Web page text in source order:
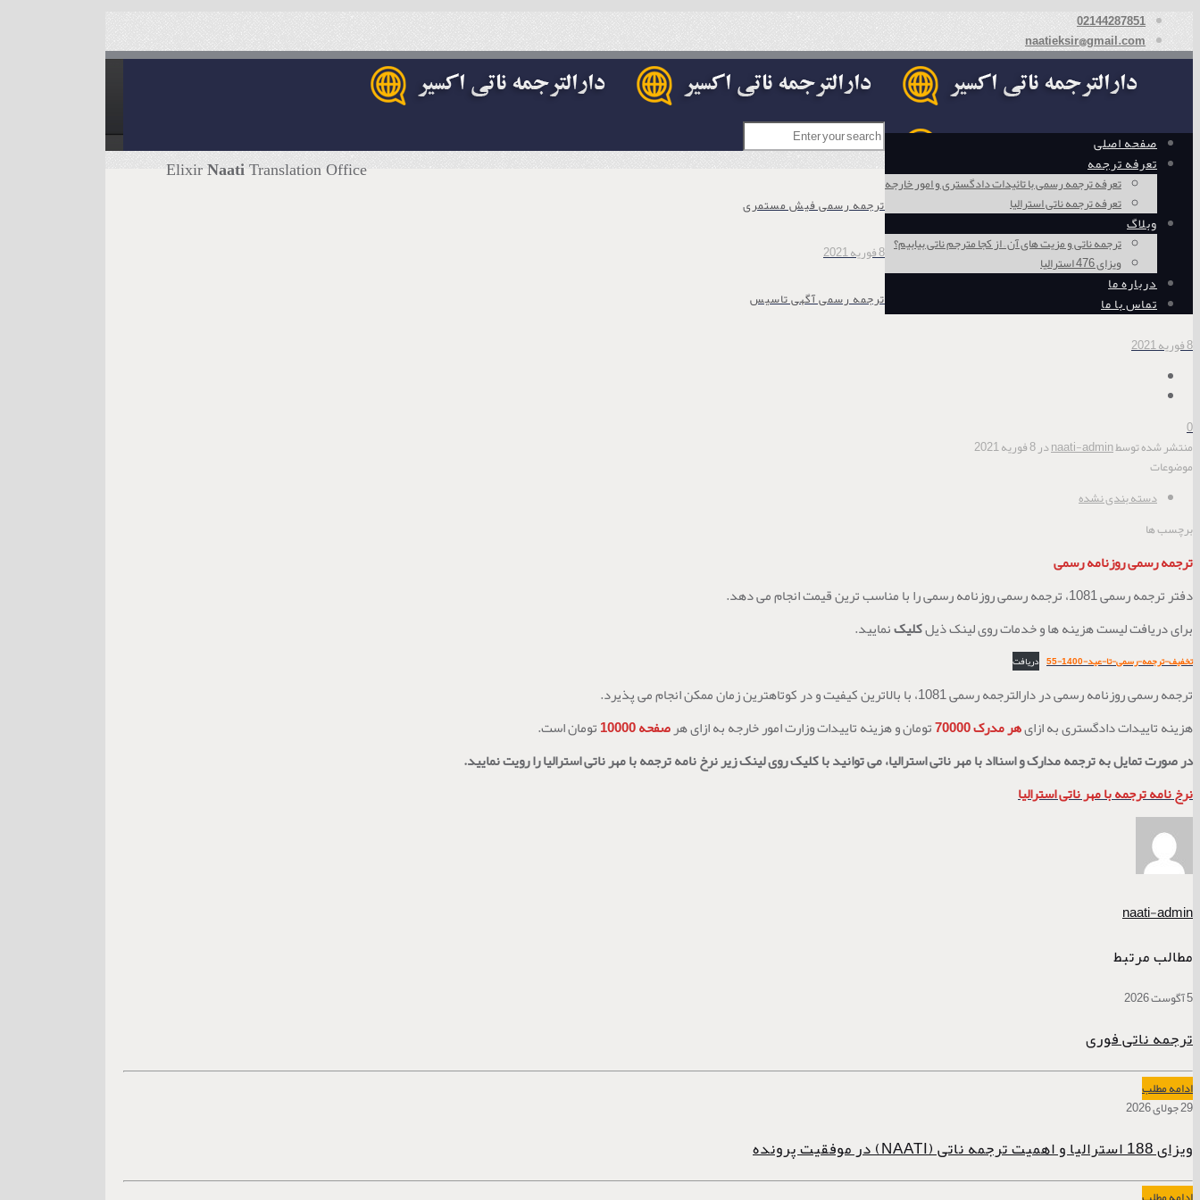
02144287851
naatieksir@gmail.com
صفحه اصلی
تعرفه ترجمه
تعرفه ترجمه رسمی با تائیدات دادگستری و امور خارجه
تعرفه ترجمه ناتی استرالیا
وبلاگ
ترجمه ناتی و مزیت های آن – از کجا مترجم ناتی بیابیم؟
ویزای 476 استرالیا
درباره ما
تماس با ما
Elixir Naati Translation Office
ترجمه رسمی فیش مستمری
8 فوریه 2021
ترجمه رسمی آگهی تاسیس
8 فوریه 2021
0
منتشر شده توسطnaati-adminدر8 فوریه 2021
موضوعات
دسته بندی نشده
برچسب ها
ترجمه رسمی روزنامه رسمی
دفتر ترجمه رسمی 1081، ترجمه رسمی روزنامه رسمی را با مناسب ترین قیمت انجام می دهد.
برای دریافت لیست هزینه ها و خدمات روی لینک ذیلکلیکنمایید.
تخفیف-ترجمه-رسمی-تا-عید-1400-55 دریافت
ترجمه رسمی روزنامه رسمی در دارالترجمه رسمی 1081، با بالاترین کیفیت و در کوتاهترین زمان ممکن انجام می پذیرد.
هزینه تاییدات دادگستری به ازایهر مدرک 70000 تومان و هزینه تاییدات وزارت امور خارجه به ازای هرصفحه 10000
تومان است.
در صورت تمایل به ترجمه مدارک و اسنااد با مهر ناتی استرالیا، می توانید با کلیک روی لینک زیر نرخ نامه ترجمه با مهر ناتی استرالیا را رویت نمایید.
نرخ نامه ترجمه با مهر ناتی استرالیا
naati-admin
مطالب مرتبط
5 آگوست 2026
ترجمه ناتی فوری
ادامه مطلب
29 جولای 2026
ویزای 188 استرالیا و اهمیت ترجمه ناتی (NAATI) در موفقیت پرونده